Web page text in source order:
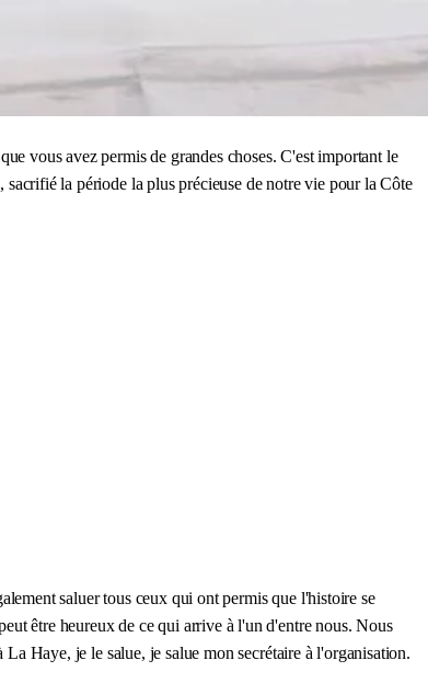
vous avez permis de grandes choses. C'est important le
la période la plus précieuse de notre vie pour la Côte
saluer tous ceux qui ont permis que l'histoire se
être heureux de ce qui arrive à l'un d'entre nous. Nous
Haye, je le salue, je salue mon secrétaire à l'organisation.